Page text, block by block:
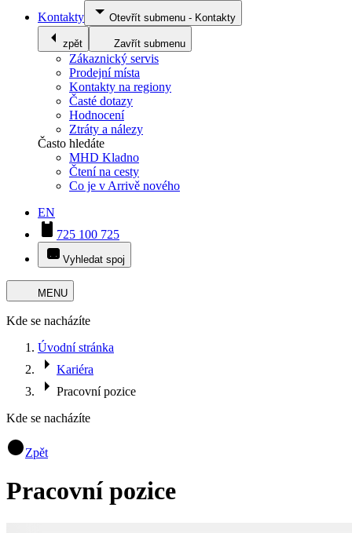
Kontakty
Otevřít submenu - Kontakty
zpět Zavřít submenu
Zákaznický servis
Prodejní místa
Kontakty na regiony
Časté dotazy
Hodnocení
Ztráty a nálezy
Často hledáte
MHD Kladno
Čtení na cesty
Co je v Arrivě nového
EN
725 100 725
Vyhledat spoj
MENU
Kde se nacházíte
Úvodní stránka
Kariéra
Pracovní pozice
Kde se nacházíte
Zpět
Pracovní pozice